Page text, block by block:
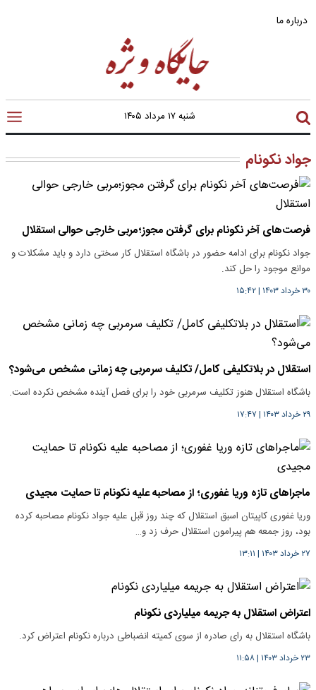
درباره ما
شنبه ۱۷ مرداد ۱۴۰۵
جواد نکونام
فرصت‌های آخر نکونام برای گرفتن مجوز؛مربی خارجی حوالی استقلال
جواد نکونام برای ادامه حضور در باشگاه استقلال کار سختی دارد و باید مشکلات و
موانع موجود را حل کند.
۳۰ خرداد ۱۴۰۳ |۱۵:۴۲
استقلال در بلاتکلیفی کامل/ تکلیف سرمربی چه زمانی مشخص می‌شود؟
باشگاه استقلال هنوز تکلیف سرمربی خود را برای فصل آینده مشخص نکرده است.
۲۹ خرداد ۱۴۰۳ | ۱۷:۴۷
ماجرا‌های تازه وریا غفوری؛ از مصاحبه علیه نکونام تا حمایت مجیدی
وریا غفوری کاپیتان اسبق استقلال که چند روز قبل علیه جواد نکونام مصاحبه کرده
بود، روز جمعه هم پیرامون استقلال حرف زد و…
۲۷ خرداد ۱۴۰۳ | ۱۳:۱۱
اعتراض استقلال به جریمه میلیاردی نکونام
باشگاه استقلال به رای صادره از سوی کمیته انضباطی درباره نکونام اعتراض کرد.
۲۳ خرداد ۱۴۰۳ |۱۱:۵۸